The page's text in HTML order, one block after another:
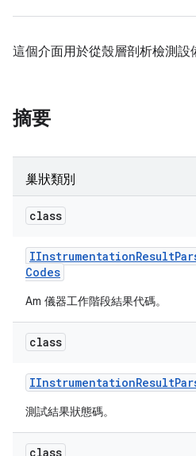
這個介面用於從殼層剖析檢測設
摘要
巢狀類別
class
IInstrumentationResult
Codes
Am 儀器工作階段結果代碼。
class
IInstrumentationResult
測試結果狀態碼。
class